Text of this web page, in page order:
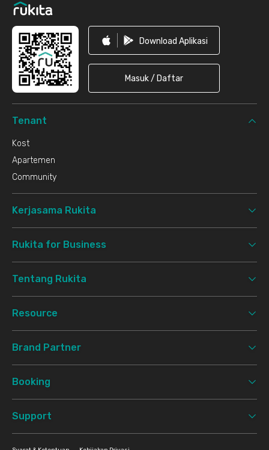
Download Aplikasi
Masuk / Daftar
Tenant
Kost
Apartemen
Community
Kerjasama Rukita
Rukita for Business
Tentang Rukita
Resource
Brand Partner
Booking
Support